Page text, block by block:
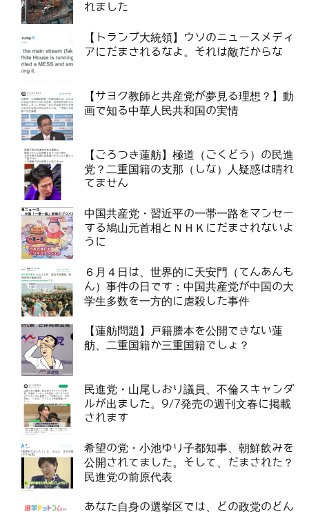
れました
【トランプ大統領】ウソのニュースメディ
アにだまされるなよ。それは敵だからな
【サヨク教師と共産党が夢見る理想？】動
画で知る中華人民共和国の実情
【ごろつき蓮舫】極道（ごくどう）の民進
党？二重国籍の支那（しな）人疑惑は晴れ
てません
中国共産党・習近平の一帯一路をマンセー
する鳩山元首相とＮＨＫにだまされないよ
うに
６月４日は、世界的に天安門（てんあんも
ん）事件の日です：中国共産党が中国の大
学生多数を一方的に虐殺した事件
【蓮舫問題】戸籍謄本を公開できない蓮
舫、二重国籍か三重国籍でしょ？
民進党・山尾しおり議員、不倫スキャンダ
ルが出ました。9/7発売の週刊文春に掲載
されます
希望の党・小池ゆり子都知事、朝鮮飲みを
公開されてました。そして、だまされた？
民進党の前原代表
あなた自身の選挙区では、どの政党のどん